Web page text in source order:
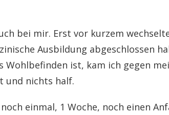
bei mir. Erst vor kurzem
Ausbildung abgeschlossen
ist, kam ich gegen
und nichts half.
einmal, 1 Woche, noch einen